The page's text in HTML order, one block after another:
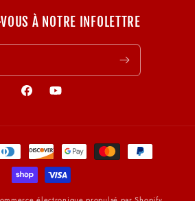
À NOTRE INFOLETTRE
FacebookYouTube